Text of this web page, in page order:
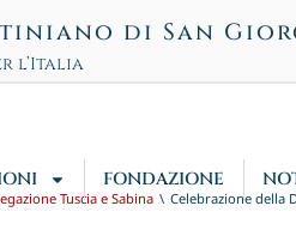
di San
l’Italia
FONDAZIONE
Tuscia e Sabina Celebrazione della